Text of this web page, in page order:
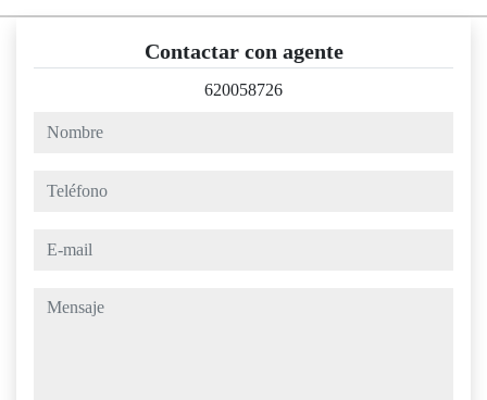
Contactar con agente
620058726
nombre
teléfono
e-mail
mensaje